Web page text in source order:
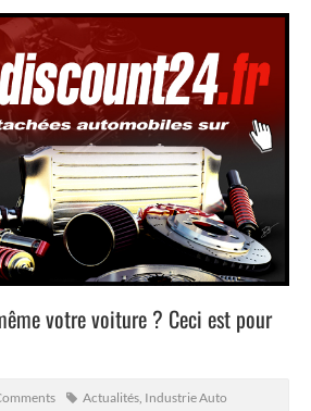
votre voiture ? Ceci est pour
Actualités, Industrie Auto